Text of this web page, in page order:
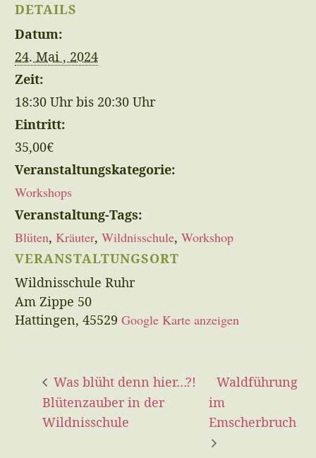
DETAILS
Datum:
24. Mai , 2024
Zeit:
18:30 Uhr bis 20:30 Uhr
Eintritt:
35,00€
Veranstaltungskategorie:
Workshops
Veranstaltung-Tags:
Blüten, Kräuter, Wildnisschule, Workshop
VERANSTALTUNGSORT
Wildnisschule Ruhr
Am Zippe 50
Hattingen, 45529 Google Karte anzeigen
Was blüht denn hier…?!
Blütenzauber in der
Wildnisschule
Waldführung
im
Emscherbruch